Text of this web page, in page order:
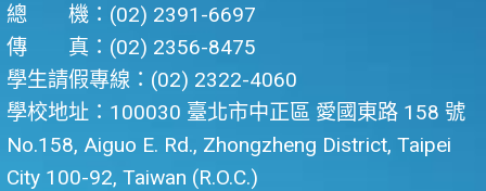
總 機：(02) 2391-6697
傳 真：(02) 2356-8475
學生請假專線：(02) 2322-4060
學校地址：100030 臺北市中正區 愛國東路 158 號
No.158, Aiguo E. Rd., Zhongzheng District, Taipei
City 100-92, Taiwan (R.O.C.)